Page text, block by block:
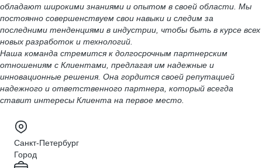
обладают широкими знаниями и опытом в своей области. Мы
постоянно совершенствуем свои навыки и следим за
последними тенденциями в индустрии, чтобы быть в курсе всех
новых разработок и технологий.
Наша команда стремится к долгосрочным партнерским
отношениям с Клиентами, предлагая им надежные и
инновационные решения. Она гордится своей репутацией
надежного и ответственного партнера, который всегда
ставит интересы Клиента на первое место.
Санкт-Петербург
Город